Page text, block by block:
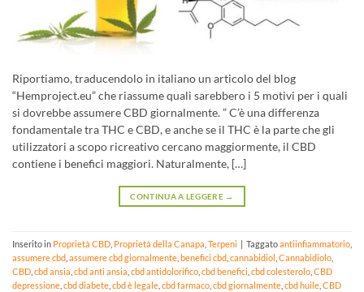
Riportiamo, traducendolo in italiano un articolo del blog
“Hemproject.eu” che riassume quali sarebbero i 5 motivi per i quali
si dovrebbe assumere CBD giornalmente. ” C’è una differenza
fondamentale tra THC e CBD, e anche se il THC è la parte che gli
utilizzatori a scopo ricreativo cercano maggiormente, il CBD
contiene i benefici maggiori. Naturalmente, […]
CONTINUA A LEGGERE →
Inserito in Proprietà CBD Proprietà della Canapa Terpeni | Taggatoantiinfiammatorio
assumere cbd assumere cbd giornalmente benefici cbd cannabidiol Cannabidiolo
CBD cbd ansia cbd anti ansia cbd antidolorifico cbd benefici cbd colesterolo CBD
depressione cbd diabete cbd è legale cbd farmaco cbd giornalmente cbd huile CBD